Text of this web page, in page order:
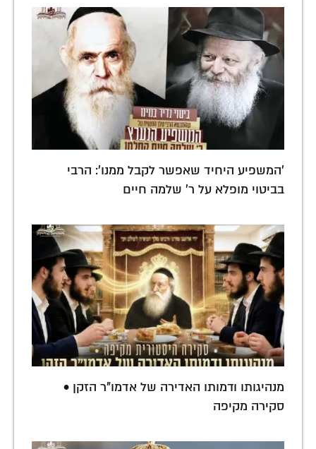
'המשפיע היחיד שאפשר לקבל ממנו': הרבי
בביטוי מופלא על ר' שלמה חיים
מנהיגותו ודמותו האדירה של אדמו"ר הזקן •
סקירה מקיפה